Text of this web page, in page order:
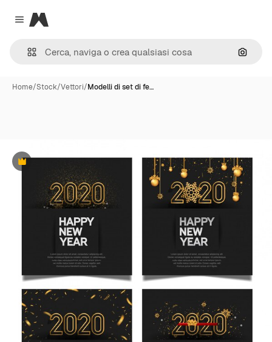
Close menu
Magnific
Cerca
Home/Stock/Vettori/Modelli di set di fe…
Premium